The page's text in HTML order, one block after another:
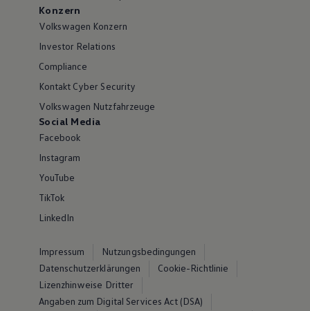
Konzern
Volkswagen Konzern
Investor Relations
Compliance
Kontakt Cyber Security
Volkswagen Nutzfahrzeuge
Social Media
Facebook
Instagram
YouTube
TikTok
LinkedIn
Impressum
Nutzungsbedingungen
Datenschutzerklärungen
Cookie-Richtlinie
Lizenzhinweise Dritter
Angaben zum Digital Services Act (DSA)